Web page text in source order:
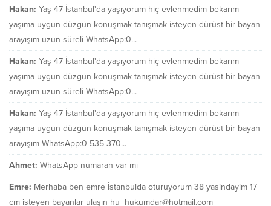
Hakan: Yaş 47 İstanbul'da yaşıyorum hiç evlenmedim bekarım
yaşıma uygun düzgün konuşmak tanışmak isteyen dürüst bir bayan
arayışım uzun süreli WhatsApp:0...
Hakan: Yaş 47 İstanbul'da yaşıyorum hiç evlenmedim bekarım
yaşıma uygun düzgün konuşmak tanışmak isteyen dürüst bir bayan
arayışım uzun süreli WhatsApp:0...
Hakan: Yaş 47 İstanbul'da yaşıyorum hiç evlenmedim bekarım
yaşıma uygun düzgün konuşmak tanışmak isteyen dürüst bir bayan
arayışım WhatsApp:0 535 370...
Ahmet: WhatsApp numaran var mı
Emre: Merhaba ben emre İstanbulda oturuyorum 38 yasindayim 17
cm isteyen bayanlar ulaşın hu_hukumdar@hotmail.com